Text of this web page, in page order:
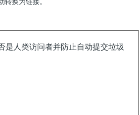
转换为链接。
是人类访问者并防止自动提交垃圾